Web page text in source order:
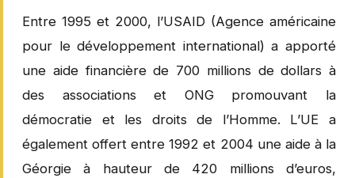
Entre 1995 et 2000, l’USAID (Agence américaine
pour le développement international) a apporté
une aide financière de 700 millions de dollars à
des associations et ONG promouvant la
démocratie et les droits de l’Homme. L’UE a
également offert entre 1992 et 2004 une aide à la
Géorgie à hauteur de 420 millions d’euros,